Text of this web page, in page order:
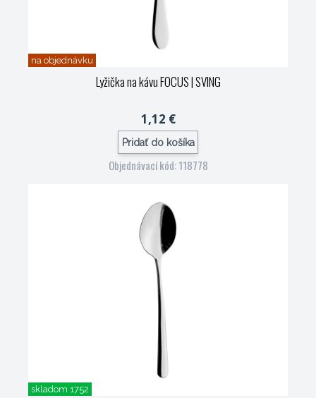
na objednávku
Lyžička na kávu FOCUS| SVING
1,12 €
Pridať do košíka
Objednávací kód: 118778
skladom 1752